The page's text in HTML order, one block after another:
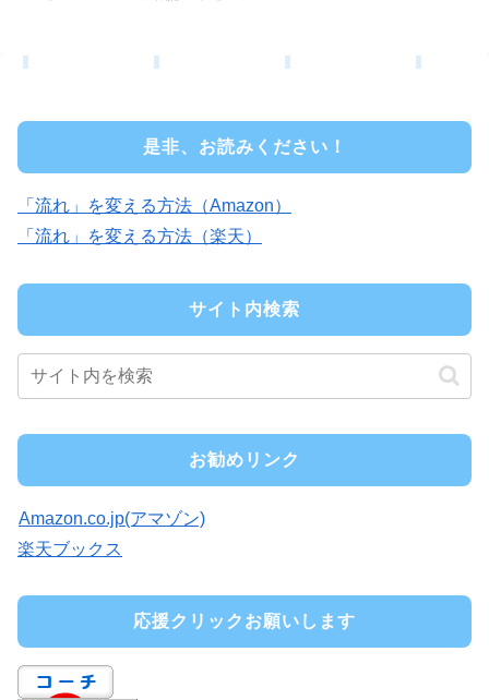
是非、お読みください！
「流れ」を変える方法（Amazon）
「流れ」を変える方法（楽天）
サイト内検索
お勧めリンク
Amazon.co.jp(アマゾン)
楽天ブックス
応援クリックお願いします